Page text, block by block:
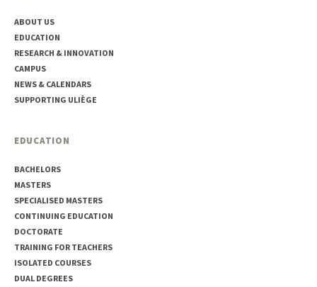
ABOUT US
EDUCATION
RESEARCH & INNOVATION
CAMPUS
NEWS & CALENDARS
SUPPORTING ULIÈGE
EDUCATION
BACHELORS
MASTERS
SPECIALISED MASTERS
CONTINUING EDUCATION
DOCTORATE
TRAINING FOR TEACHERS
ISOLATED COURSES
DUAL DEGREES